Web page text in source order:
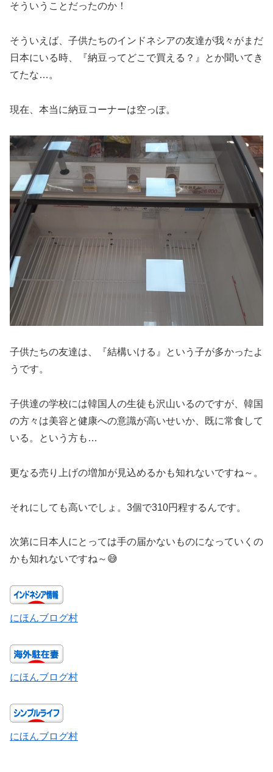
そういうことだったのか！
そういえば、子供たちのインドネシアの友達が我々がまだ
日本にいる時、『納豆ってどこで買える？』とか聞いてき
てたな…。
現在、本当に納豆コーナーは空っぽ。
子供たちの友達は、『結構いける』という子が多かったよ
うです。
子供達の学校には韓国人の生徒も沢山いるのですが、韓国
の方々は美容と健康への意識が高いせいか、既に常食して
いる。という方も…
更なる売り上げの増加が見込めるかも知れないですね～。
それにしても高いでしょ。3個で310円程するんです。
次第に日本人にとっては手の届かないものになっていくの
かも知れないですね～😅
にほんブログ村
にほんブログ村
にほんブログ村